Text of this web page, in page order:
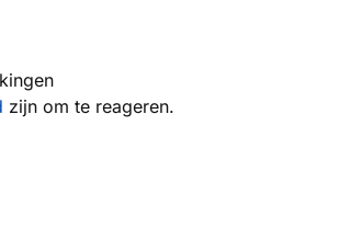
zijn om te reageren.